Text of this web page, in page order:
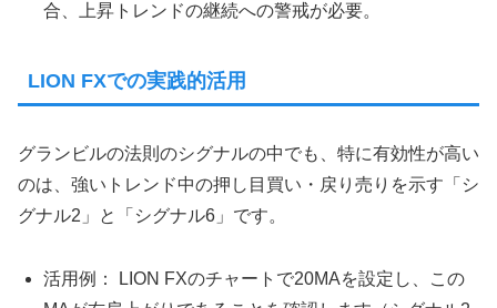
合、上昇トレンドの継続への警戒が必要。
LION FXでの実践的活用
グランビルの法則のシグナルの中でも、特に有効性が高い
のは、強いトレンド中の押し目買い・戻り売りを示す「シ
グナル2」と「シグナル6」です。
活用例： LION FXのチャートで20MAを設定し、この